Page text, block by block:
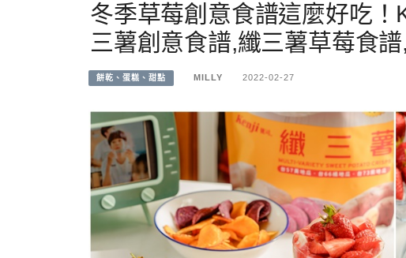
冬季草莓創意食譜這麼好吃
三薯創意食譜,纖三薯草莓食譜,
餅乾、蛋糕、甜點 MILLY 2022-02-27